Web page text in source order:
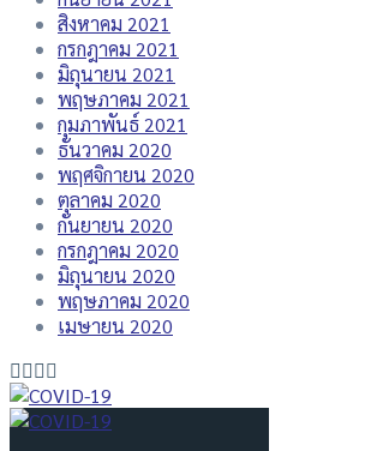
สิงหาคม 2021
กรกฎาคม 2021
มิถุนายน 2021
พฤษภาคม 2021
กุมภาพันธ์ 2021
ธันวาคม 2020
พฤศจิกายน 2020
ตุลาคม 2020
กันยายน 2020
กรกฎาคม 2020
มิถุนายน 2020
พฤษภาคม 2020
เมษายน 2020